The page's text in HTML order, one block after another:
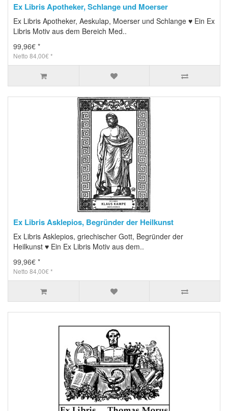
Ex Libris Apotheker, Schlange und Moerser
Ex Libris Apotheker, Aeskulap, Moerser und Schlange ♥ Ein Ex
Libris Motiv aus dem Bereich Med..
99,96€ *
Netto 84,00€ *
Ex Libris Asklepios, Begründer der Heilkunst
Ex Libris Asklepios, griechischer Gott, Begründer der
Heilkunst ♥ Ein Ex Libris Motiv aus dem..
99,96€ *
Netto 84,00€ *